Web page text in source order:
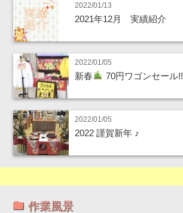
2022/01/13
2021年12月 実績紹介
2022/01/05
新春 70円ワゴンセール!!
2022/01/05
2022 謹賀新年 ♪
作業風景